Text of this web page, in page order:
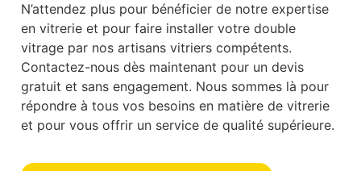
N’attendez plus pour bénéficier de notre expertise
en vitrerie et pour faire installer votre double
vitrage par nos artisans vitriers compétents.
Contactez-nous dès maintenant pour un devis
gratuit et sans engagement. Nous sommes là pour
répondre à tous vos besoins en matière de vitrerie
et pour vous offrir un service de qualité supérieure.